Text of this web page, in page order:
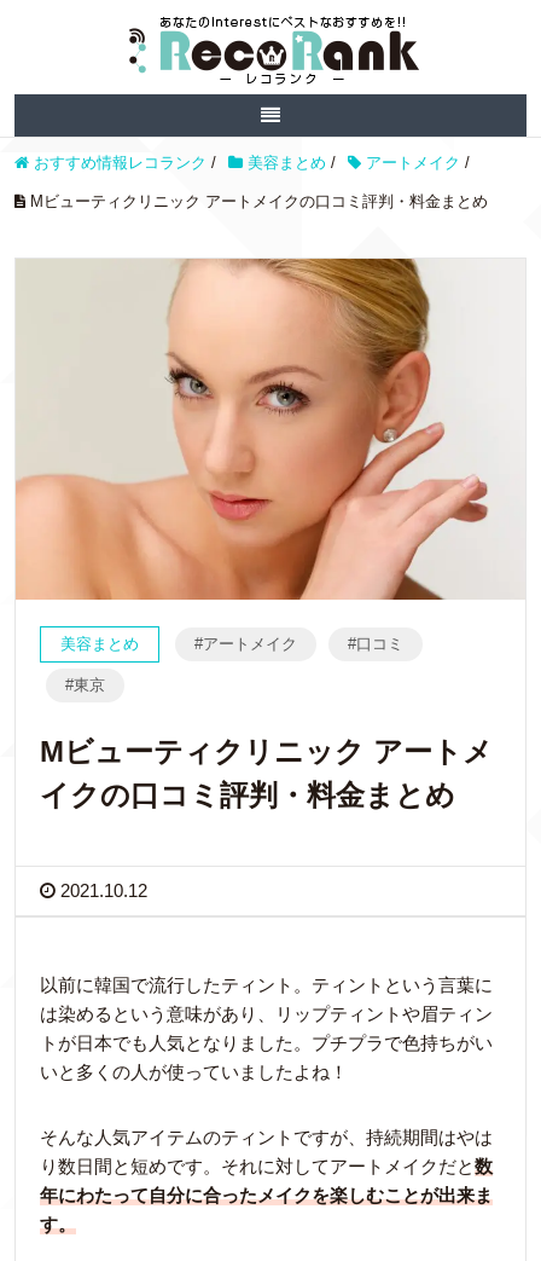
おすすめ情報レコランク / 美容まとめ / アートメイク /
Mビューティクリニック アートメイクの口コミ評判・料金まとめ
美容まとめ アートメイク 口コミ
東京
Mビューティクリニック アートメ
イクの口コミ評判・料金まとめ
2021.10.12
以前に韓国で流行したティント。ティントという言葉に
は染めるという意味があり、リップティントや眉ティン
トが日本でも人気となりました。プチプラで色持ちがい
いと多くの人が使っていましたよね！
そんな人気アイテムのティントですが、持続期間はやは
り数日間と短めです。それに対してアートメイクだと数
年にわたって自分に合ったメイクを楽しむことが出来ま
す。